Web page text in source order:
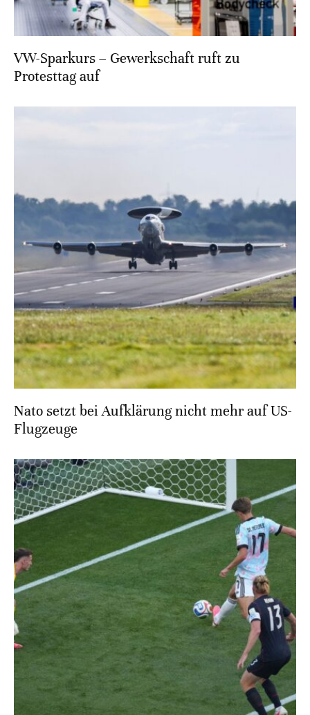
VW-Sparkurs – Gewerkschaft ruft zu
Protesttag auf
Nato setzt bei Aufklärung nicht mehr auf US-
Flugzeuge